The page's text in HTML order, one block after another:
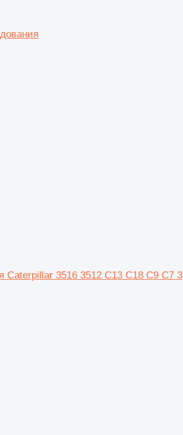
Caterpillar 3516 3512 C13 C18 C9 C7 3